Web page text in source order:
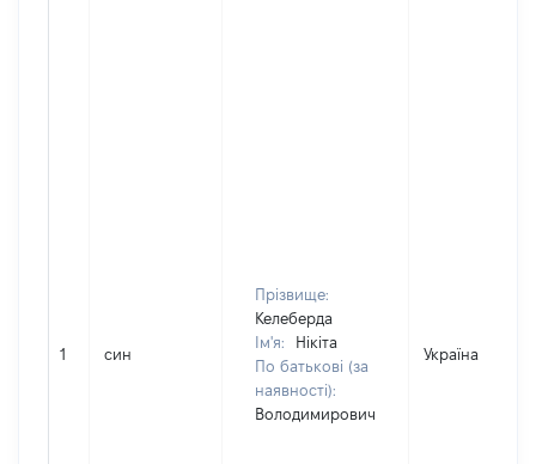
1 син
Прізвище:
Келеберда
Ім'я:
Нікіта
По батькові (за
наявності):
Володимирович
Україна